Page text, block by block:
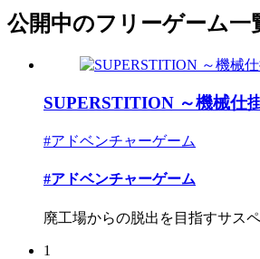
公開中のフリーゲーム一
SUPERSTITION ～機械仕
#アドベンチャーゲーム
#アドベンチャーゲーム
廃工場からの脱出を目指すサス
1